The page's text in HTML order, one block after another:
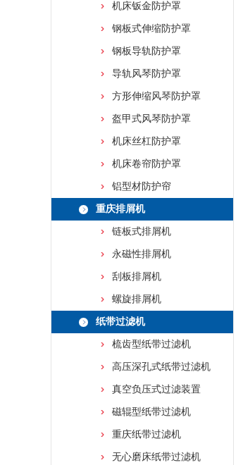
机床钣金防护罩
钢板式伸缩防护罩
钢板导轨防护罩
导轨风琴防护罩
方形伸缩风琴防护罩
盔甲式风琴防护罩
机床丝杠防护罩
机床卷帘防护罩
铝型材防护帘
重庆排屑机
链板式排屑机
永磁性排屑机
刮板排屑机
螺旋排屑机
纸带过滤机
梳齿型纸带过滤机
高压深孔式纸带过滤机
真空负压式过滤装置
磁辊型纸带过滤机
重庆纸带过滤机
无心磨床纸带过滤机